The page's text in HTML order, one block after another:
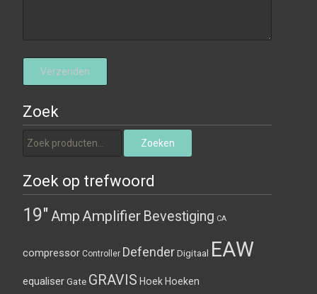
Zoek
Zoeken naar: Zoeken
Zoek op trefwoord
19"AmpAmplifier Bevestiging CA
compressor Controller Defender Digitaal EAW
equaliser Gate GRAVIS Hoek Hoeken